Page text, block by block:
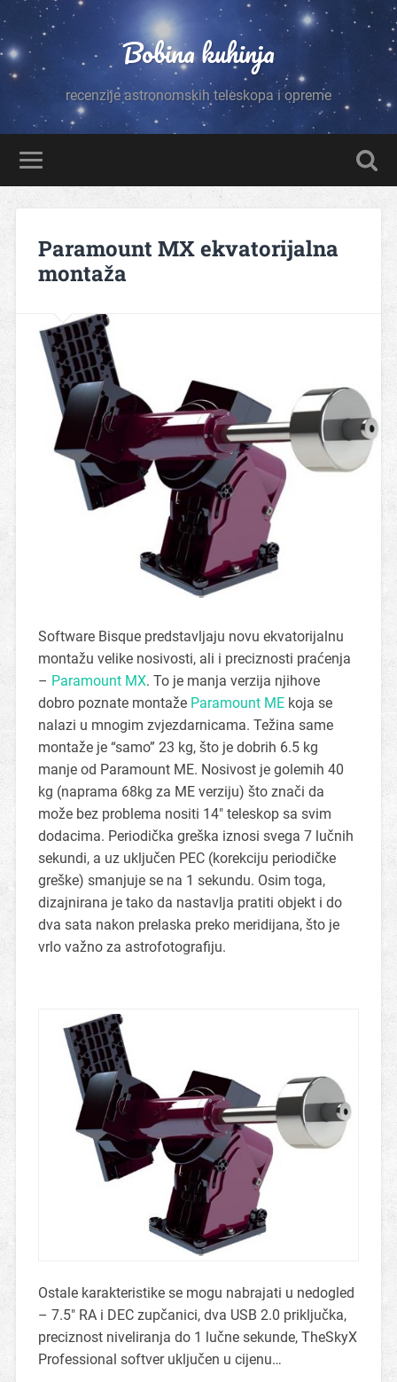
Bobina kuhinja
recenzije astronomskih teleskopa i opreme
Paramount MX ekvatorijalna
montaža
Software Bisque predstavljaju novu ekvatorijalnu
montažu velike nosivosti, ali i preciznosti praćenja
– Paramount MX. To je manja verzija njihove
dobro poznate montaže Paramount MEkoja se
nalazi u mnogim zvjezdarnicama. Težina same
montaže je “samo” 23 kg, što je dobrih 6.5 kg
manje od Paramount ME. Nosivost je golemih 40
kg (naprama 68kg za ME verziju) što znači da
može bez problema nositi 14″ teleskop sa svim
dodacima. Periodička greška iznosi svega 7 lučnih
sekundi, a uz uključen PEC (korekciju periodičke
greške) smanjuje se na 1 sekundu. Osim toga,
dizajnirana je tako da nastavlja pratiti objekt i do
dva sata nakon prelaska preko meridijana, što je
vrlo važno za astrofotografiju.
Ostale karakteristike se mogu nabrajati u nedogled
– 7.5″ RA i DEC zupčanici, dva USB 2.0 priključka,
preciznost niveliranja do 1 lučne sekunde, TheSkyX
Professional softver uključen u cijenu…